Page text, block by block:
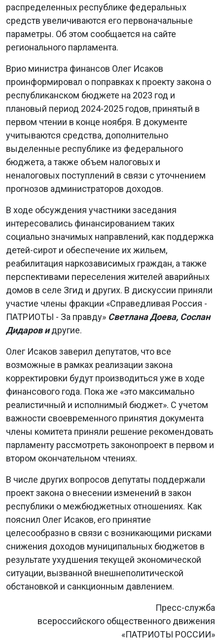
распределенных республике федеральных
средств увеличиваются его первоначальные
параметры. Об этом сообщается на сайте
регионального парламента.
Врио министра финансов Олег Исаков
проинформировал о поправках к проекту закона о
республиканском бюджете на 2023 год и
плановый период 2024-2025 годов, принятый в
первом чтении в конце ноября. В документе
учитываются средства, дополнительно
выделенные республике из федерального
бюджета, а также объем налоговых и
неналоговых поступлений в связи с уточнением
прогнозов администраторов доходов.
В ходе обсуждения участники заседания
интересовались финансированием таких
социально значимых направлений, как поддержка
детей-сирот и обеспечение их жильем,
реабилитация наркозависимых граждан, а также
перспективами переселения жителей аварийных
домов в селе Згид и других. В дискуссии приняли
участие члены фракции «Справедливая Россия -
ПАТРИОТЫ - За правду» Светлана Доева, Сослан
Дидаров идругие.
Олег Исаков заверил депутатов, что все
возможные в рамках реализации закона
корректировки будут производиться уже в ходе
финансового года. Пока же «это максимально
реалистичный и исполнимый бюджет». С учетом
важности своевременного принятия документа
члены комитета приняли решение рекомендовать
парламенту рассмотреть законопроект в первом и
втором окончательном чтениях.
В числе других вопросов депутаты поддержали
проект закона о внесении изменений в закон
республики о межбюджетных отношениях. Как
пояснил Олег Исаков, его принятие
целесообразно в связи с возникающими рисками
снижения доходов муниципальных бюджетов в
результате ухудшения текущей экономической
ситуации, вызванной внешнеполитической
обстановкой и санкционным давлением.
Пресс-служба
всероссийского общественного движения
«ПАТРИОТЫ РОССИИ»